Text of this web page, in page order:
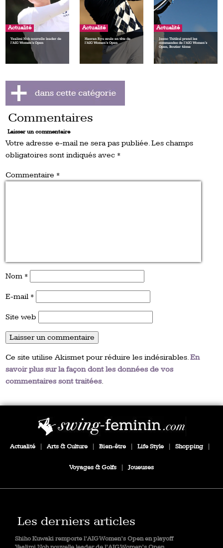
Actualité
Yealimi Noh nouvelle leader de
l’AIG Women’s Open
Actualité
Haeran Ryu seule en tête de
l’AIG Women’s Open
Actualité
Jeeno Thitikul prend les
commandes de l’AIG Women’s
Open, Boutier 4ème
Commentaires
Laisser un commentaire
Votre adresse e-mail ne sera pas publiée.Les champs
obligatoires sont indiqués avec *
Commentaire *
Nom *
E-mail *
Site web
Ce site utilise Akismet pour réduire les indésirables.En
savoir plus sur la façon dont les données de vos
commentaires sont traitées.
Actualité Arts & Culture Bien-être Life Style Shopping
Voyages & Golfs Joueuses
Les derniers articles
Shiho Kuwaki remporte l’AIG Women’s Open en playoff